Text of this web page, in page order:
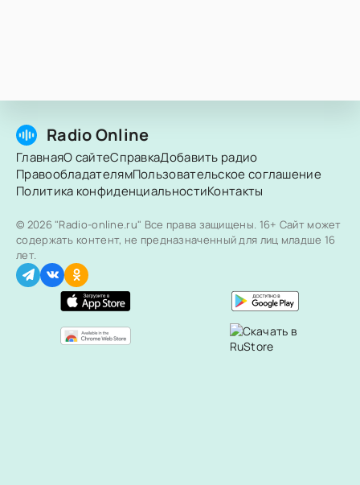
Radio Online
ГлавнаяО сайтеСправкаДобавить радио
ПравообладателямПользовательское соглашение
Политика конфиденциальностиКонтакты
© 2026 "Radio-online.ru" Все права защищены. 16+ Сайт может
содержать контент, не предназначенный для лиц младше 16
лет.